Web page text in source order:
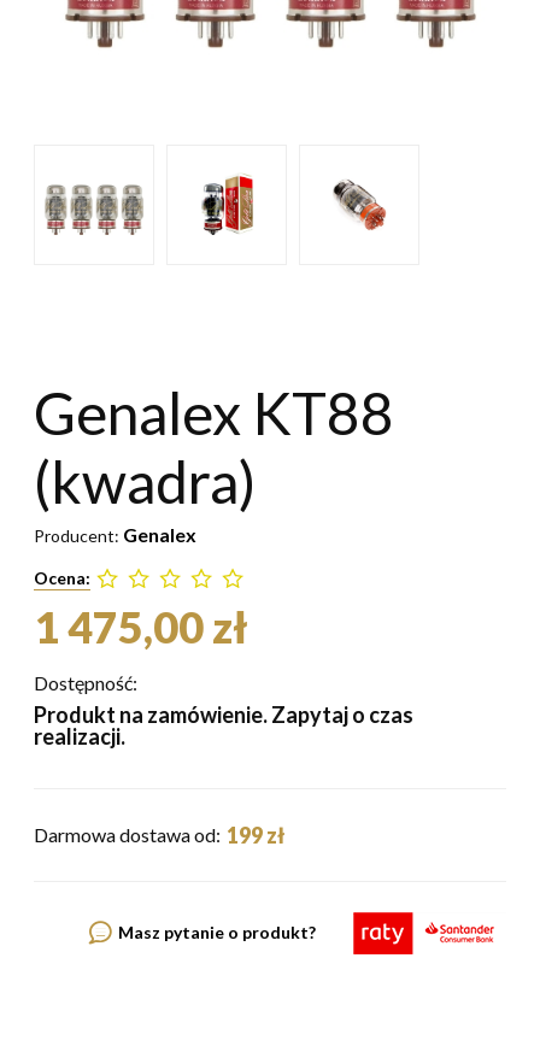
Genalex KT88
(kwadra)
Producent: Genalex
Ocena:
1 475,00 zł
Dostępność:
Produkt na zamówienie. Zapytaj o czas
realizacji.
Darmowa dostawa od: 199 zł
Masz pytanie o produkt?